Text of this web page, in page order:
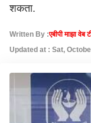
शकता.
Written By :एबीपी माझा वेब
Updated at : Sat,